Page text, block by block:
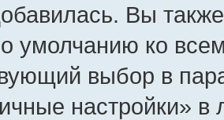
Вы
умолчанию ко
выбор в
настройки»